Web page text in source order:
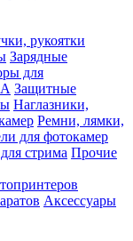
рукоятки
Зарядные
для
Защитные
Наглазники,
Ремни, лямки,
для фотокамер
стрима Прочие
Аксессуары